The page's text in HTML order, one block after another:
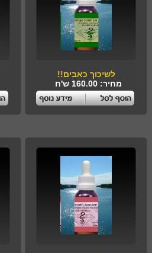
לשיכוך כאבים!!
מחיר: 160.00 ש'ח